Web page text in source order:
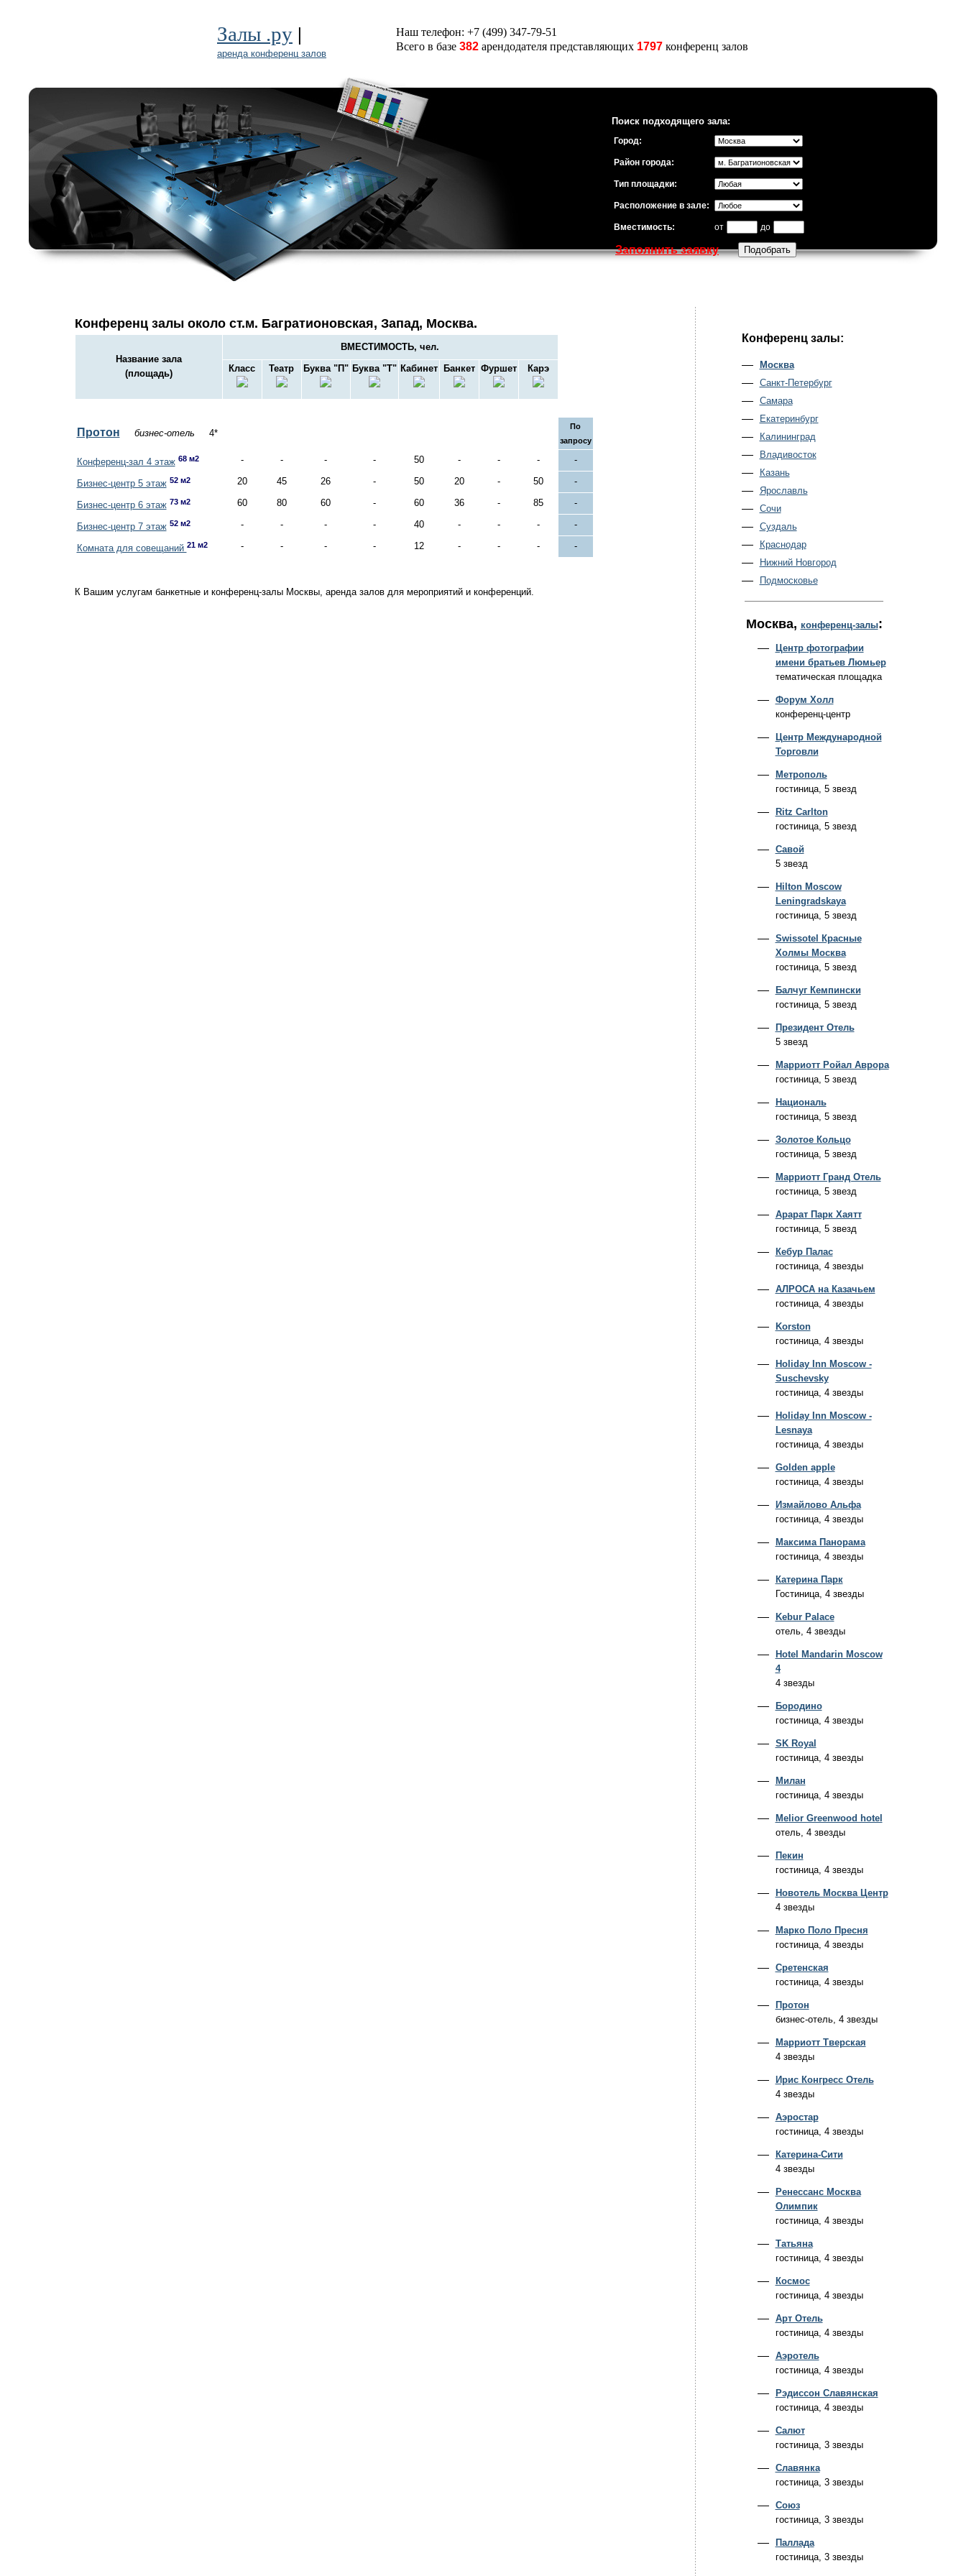
Залы .ру |
аренда конференц залов
Наш телефон: +7 (499) 347-79-51
Всего в базе 382 арендодателя представляющих 1797 конференц залов
Поиск подходящего зала:
Город:
Район города:
Тип площадки:
Расположение в зале:
Вместимость: от до
Заполнить заявку
Конференц залы около ст.м. Багратионовская, Запад, Москва.
Название зала
(площадь)
ВМЕСТИМОСТЬ, чел.
Класс
Театр Буква "П" Буква "Т" Кабинет Банкет Фуршет Карэ
Протон бизнес-отель 4*
По
запросу
Конференц-зал 4 этаж 68 м2 - - - - 50 - - - -
Бизнес-центр 5 этаж 52 м2 20 45 26 - 50 20 - 50 -
Бизнес-центр 6 этаж 73 м2 60 80 60 - 60 36 - 85 -
Бизнес-центр 7 этаж 52 м2 - - - - 40 - - - -
Комната для совещаний 21 м2 - - - - 12 - - - -
К Вашим услугам банкетные и конференц-залы Москвы, аренда залов для мероприятий и конференций.
Конференц залы:
Москва
Санкт-Петербург
Самара
Екатеринбург
Калининград
Владивосток
Казань
Ярославль
Сочи
Суздаль
Краснодар
Нижний Новгород
Подмосковье
Москва, конференц-залы:
Центр фотографии
имени братьев Люмьер
тематическая площадка
Форум Холл
конференц-центр
Центр Международной
Торговли
Метрополь
гостиница, 5 звезд
Ritz Carlton
гостиница, 5 звезд
Савой
5 звезд
Hilton Moscow
Leningradskaya
гостиница, 5 звезд
Swissotel Красные
Холмы Москва
гостиница, 5 звезд
Балчуг Кемпински
гостиница, 5 звезд
Президент Отель
5 звезд
Марриотт Ройал Аврора
гостиница, 5 звезд
Националь
гостиница, 5 звезд
Золотое Кольцо
гостиница, 5 звезд
Марриотт Гранд Отель
гостиница, 5 звезд
Арарат Парк Хаятт
гостиница, 5 звезд
Кебур Палас
гостиница, 4 звезды
АЛРОСА на Казачьем
гостиница, 4 звезды
Korston
гостиница, 4 звезды
Holiday Inn Moscow -
Suschevsky
гостиница, 4 звезды
Holiday Inn Moscow -
Lesnaya
гостиница, 4 звезды
Golden apple
гостиница, 4 звезды
Измайлово Альфа
гостиница, 4 звезды
Максима Панорама
гостиница, 4 звезды
Катерина Парк
Гостиница, 4 звезды
Kebur Palace
отель, 4 звезды
Hotel Mandarin Moscow
4
4 звезды
Бородино
гостиница, 4 звезды
SK Royal
гостиница, 4 звезды
Милан
гостиница, 4 звезды
Melior Greenwood hotel
отель, 4 звезды
Пекин
гостиница, 4 звезды
Новотель Москва Центр
4 звезды
Марко Поло Пресня
гостиница, 4 звезды
Сретенская
гостиница, 4 звезды
Протон
бизнес-отель, 4 звезды
Марриотт Тверская
4 звезды
Ирис Конгресс Отель
4 звезды
Аэростар
гостиница, 4 звезды
Катерина-Сити
4 звезды
Ренессанс Москва
Олимпик
гостиница, 4 звезды
Татьяна
гостиница, 4 звезды
Космос
гостиница, 4 звезды
Арт Отель
гостиница, 4 звезды
Аэротель
гостиница, 4 звезды
Рэдиссон Славянская
гостиница, 4 звезды
Салют
гостиница, 3 звезды
Славянка
гостиница, 3 звезды
Союз
гостиница, 3 звезды
Паллада
гостиница, 3 звезды